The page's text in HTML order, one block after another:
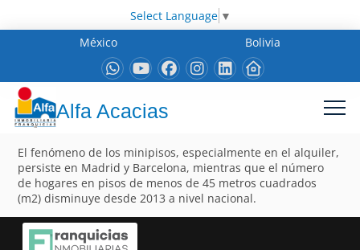
Select Language ▼
México
Bolivia
Alfa Acacias
El fenómeno de los minipisos, especialmente en el alquiler,
persiste en Madrid y Barcelona, mientras que el número
de hogares en pisos de menos de 45 metros cuadrados
(m2) disminuye desde 2013 a nivel nacional.